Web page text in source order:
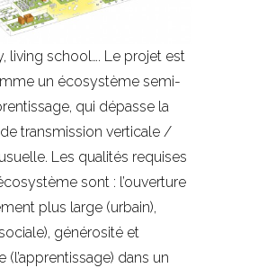
living school…. Le projet est
un écosystème semi-
qui dépasse la
transmission verticale /
Les qualités requises
sont : l’ouverture
plus large (urbain),
générosité et
(l’apprentissage) dans un